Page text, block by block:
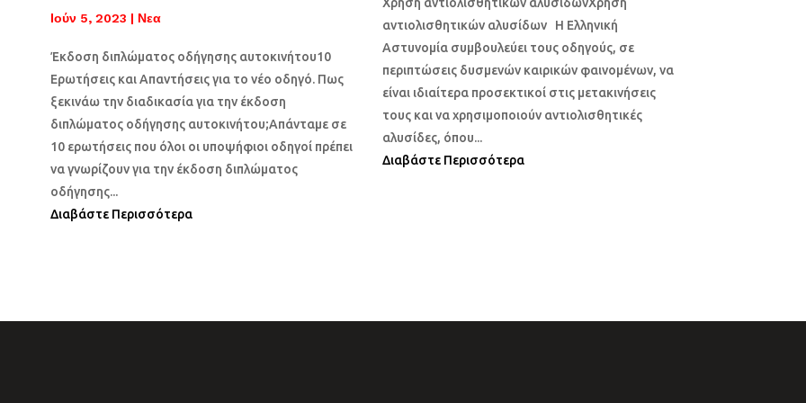
Ιούν 5, 2023 | Νεα
Έκδοση διπλώματος οδήγησης αυτοκινήτου10
Ερωτήσεις και Απαντήσεις για το νέο οδηγό. Πως
ξεκινάω την διαδικασία για την έκδοση
διπλώματος οδήγησης αυτοκινήτου;Απάνταμε σε
10 ερωτήσεις που όλοι οι υποψήφιοι οδηγοί πρέπει
να γνωρίζουν για την έκδοση διπλώματος
οδήγησης...
Διαβάστε Περισσότερα
Χρήση αντιολισθητικών αλυσίδωνΧρήση
αντιολισθητικών αλυσίδων Η Ελληνική
Αστυνομία συμβουλεύει τους οδηγούς, σε
περιπτώσεις δυσμενών καιρικών φαινομένων, να
είναι ιδιαίτερα προσεκτικοί στις μετακινήσεις
τους και να χρησιμοποιούν αντιολισθητικές
αλυσίδες, όπου...
Διαβάστε Περισσότερα